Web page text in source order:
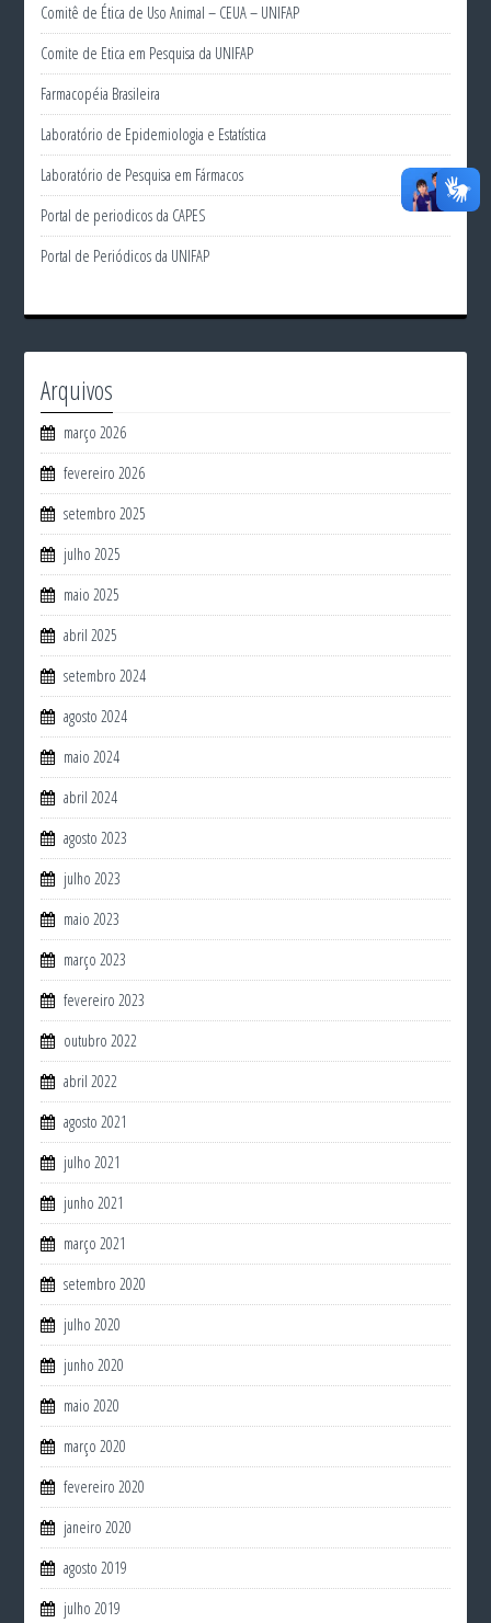
Comitê de Ética de Uso Animal – CEUA – UNIFAP
Comite de Etica em Pesquisa da UNIFAP
Farmacopéia Brasileira
Laboratório de Epidemiologia e Estatística
Laboratório de Pesquisa em Fármacos
Portal de periodicos da CAPES
Portal de Periódicos da UNIFAP
Arquivos
março 2026
fevereiro 2026
setembro 2025
julho 2025
maio 2025
abril 2025
setembro 2024
agosto 2024
maio 2024
abril 2024
agosto 2023
julho 2023
maio 2023
março 2023
fevereiro 2023
outubro 2022
abril 2022
agosto 2021
julho 2021
junho 2021
março 2021
setembro 2020
julho 2020
junho 2020
maio 2020
março 2020
fevereiro 2020
janeiro 2020
agosto 2019
julho 2019